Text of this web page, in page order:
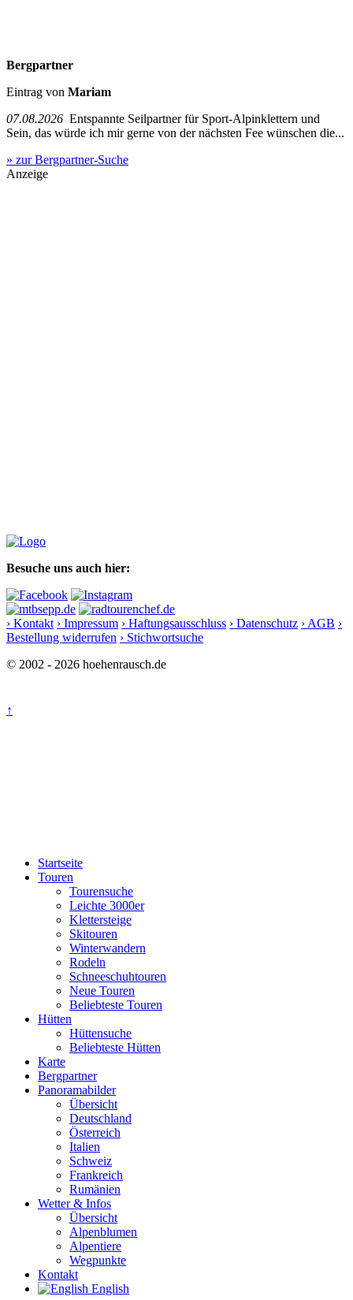
Bergpartner
Eintrag von Mariam
07.08.2026 Entspannte Seilpartner für Sport-Alpinklettern und
Sein, das würde ich mir gerne von der nächsten Fee wünschen die...
» zur Bergpartner-Suche
Anzeige
Besuche uns auch hier:
› Kontakt › Impressum › Haftungsausschluss › Datenschutz › AGB ›
Bestellung widerrufen › Stichwortsuche
© 2002 - 2026 hoehenrausch.de
↑
Startseite
Touren
Tourensuche
Leichte 3000er
Klettersteige
Skitouren
Winterwandern
Rodeln
Schneeschuhtouren
Neue Touren
Beliebteste Touren
Hütten
Hüttensuche
Beliebteste Hütten
Karte
Bergpartner
Panoramabilder
Übersicht
Deutschland
Österreich
Italien
Schweiz
Frankreich
Rumänien
Wetter & Infos
Übersicht
Alpenblumen
Alpentiere
Wegpunkte
Kontakt
English